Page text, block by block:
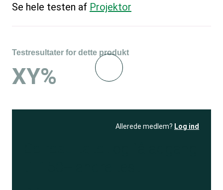
Se hele testen af Projektor
Testresultater for dette produkt
XY%
Allerede medlem? Log ind